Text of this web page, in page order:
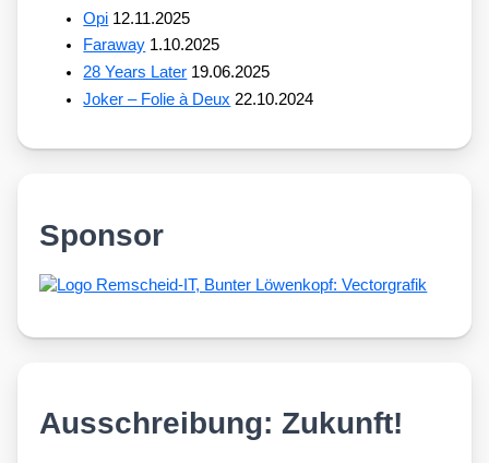
Opi 12.11.2025
Faraway 1.10.2025
28 Years Later 19.06.2025
Joker – Folie à Deux 22.10.2024
Sponsor
Ausschreibung: Zukunft!